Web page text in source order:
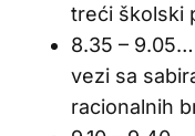
treći školski
8.35 –
vezi sa
racionalnih